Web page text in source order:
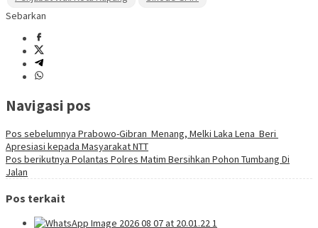
Sebarkan
Navigasi pos
Pos sebelumnya Prabowo-Gibran Menang, Melki Laka Lena Beri
Apresiasi kepada Masyarakat NTT
Pos berikutnya Polantas Polres Matim Bersihkan Pohon Tumbang Di
Jalan
Pos terkait